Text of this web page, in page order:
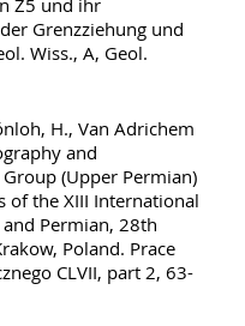
Z5 und ihr
Grenzziehung und
Wiss., A, Geol.
H., Van Adrichem
and
(Upper Permian)
of the XIII International
Permian, 28th
Poland. Prace
CLVII, part 2, 63-